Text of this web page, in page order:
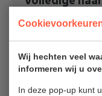
Wij hechten veel
informeren wij u
In deze pop-up kunt
E-mailadres